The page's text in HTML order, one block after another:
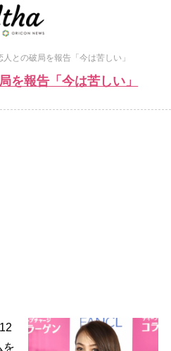
人との破局を報告「今は苦しい」
を報告「今は苦しい」
を